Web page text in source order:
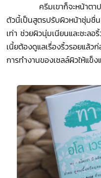
ครีมเขาก็จะหน้าตาป
ตัวนี้เป็นสูตรปรับผิวหน้าชุ่มชื่
เท่า ช่วยผิวนุ่มเนียนและชะล
เนี้ยต้องดูแลเรื่องริ้วรอยแล้ว
การทำงานของเชลล์ผิวให้แข็